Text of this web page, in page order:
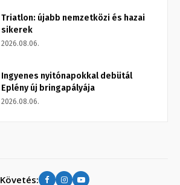
Triatlon: újabb nemzetközi és hazai
sikerek
2026.08.06.
Ingyenes nyitónapokkal debütál
Eplény új bringapályája
2026.08.06.
Követés: